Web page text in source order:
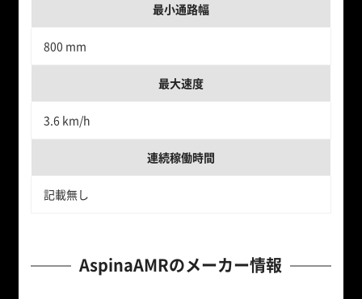
最小通路幅
800 mm
最大速度
3.6 km/h
連続稼働時間
記載無し
AspinaAMRのメーカー情報